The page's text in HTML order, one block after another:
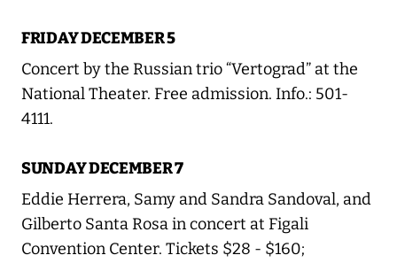
FRIDAY DECEMBER 5
Concert by the Russian trio “Vertograd” at the
National Theater. Free admission. Info.: 501-
4111.
SUNDAY DECEMBER 7
Eddie Herrera, Samy and Sandra Sandoval, and
Gilberto Santa Rosa in concert at Figali
Convention Center. Tickets $28 - $160;